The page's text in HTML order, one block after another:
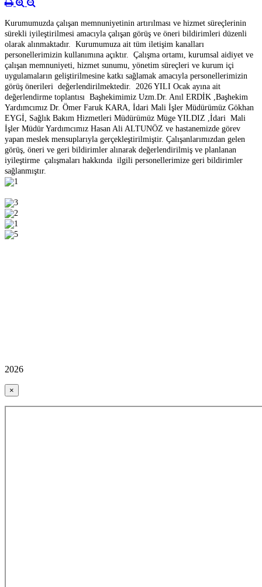
Kurumumuzda çalışan memnuniyetinin artırılması ve hizmet süreçlerinin
sürekli iyileştirilmesi amacıyla çalışan görüş ve öneri bildirimleri düzenli
olarak alınmaktadır. Kurumumuza ait tüm iletişim kanalları
personellerimizin kullanımına açıktır. Çalışma ortamı, kurumsal aidiyet ve
çalışan memnuniyeti, hizmet sunumu, yönetim süreçleri ve kurum içi
uygulamaların geliştirilmesine katkı sağlamak amacıyla personellerimizin
görüş önerileri değerlendirilmektedir. 2026 YILI Ocak ayına ait
değerlendirme toplantısı Başhekimimiz Uzm.Dr. Anıl ERDİK ,Başhekim
Yardımcımız Dr. Ömer Faruk KARA, İdari Mali İşler Müdürümüz Gökhan
EYGİ, Sağlık Bakım Hizmetleri Müdürümüz Müge YILDIZ ,İdari Mali
İşler Müdür Yardımcımız Hasan Ali ALTUNÖZ ve hastanemizde görev
yapan meslek mensuplarıyla gerçekleştirilmiştir. Çalışanlarımızdan gelen
görüş, öneri ve geri bildirimler alınarak değerlendirilmiş ve planlanan
iyileştirme çalışmaları hakkında ilgili personellerimize geri bildirimler
sağlanmıştır.
2026
×